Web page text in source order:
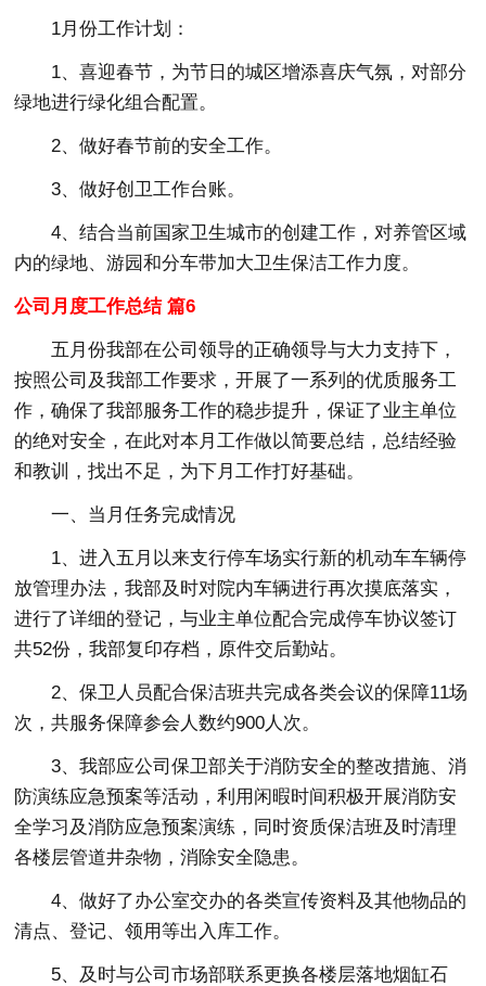
1月份工作计划：
1、喜迎春节，为节日的城区增添喜庆气氛，对部分
绿地进行绿化组合配置。
2、做好春节前的安全工作。
3、做好创卫工作台账。
4、结合当前国家卫生城市的创建工作，对养管区域
内的绿地、游园和分车带加大卫生保洁工作力度。
公司月度工作总结 篇6
五月份我部在公司领导的正确领导与大力支持下，
按照公司及我部工作要求，开展了一系列的优质服务工
作，确保了我部服务工作的稳步提升，保证了业主单位
的绝对安全，在此对本月工作做以简要总结，总结经验
和教训，找出不足，为下月工作打好基础。
一、当月任务完成情况
1、进入五月以来支行停车场实行新的机动车车辆停
放管理办法，我部及时对院内车辆进行再次摸底落实，
进行了详细的登记，与业主单位配合完成停车协议签订
共52份，我部复印存档，原件交后勤站。
2、保卫人员配合保洁班共完成各类会议的保障11场
次，共服务保障参会人数约900人次。
3、我部应公司保卫部关于消防安全的整改措施、消
防演练应急预案等活动，利用闲暇时间积极开展消防安
全学习及消防应急预案演练，同时资质保洁班及时清理
各楼层管道井杂物，消除安全隐患。
4、做好了办公室交办的各类宣传资料及其他物品的
清点、登记、领用等出入库工作。
5、及时与公司市场部联系更换各楼层落地烟缸石